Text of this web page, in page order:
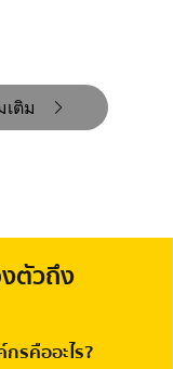
เติม
ตัวถึง
รคืออะไร?